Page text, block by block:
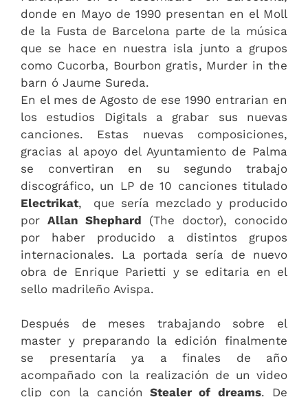
donde en Mayo de 1990 presentan en el Moll
de la Fusta de Barcelona parte de la música
que se hace en nuestra isla junto a grupos
como Cucorba, Bourbon gratis, Murder in the
barn ó Jaume Sureda.
En el mes de Agosto de ese 1990 entrarian en
los estudios Digitals a grabar sus nuevas
canciones. Estas nuevas composiciones,
gracias al apoyo del Ayuntamiento de Palma
se convertiran en su segundo trabajo
discográfico, un LP de 10 canciones titulado
Electrikat, que sería mezclado y producido
por Allan Shephard (The doctor), conocido
por haber producido a distintos grupos
internacionales. La portada sería de nuevo
obra de Enrique Parietti y se editaria en el
sello madrileño Avispa.
Después de meses trabajando sobre el
master y preparando la edición finalmente
se presentaría ya a finales de año
acompañado con la realización de un video
clip con la canción Stealer of dreams. De